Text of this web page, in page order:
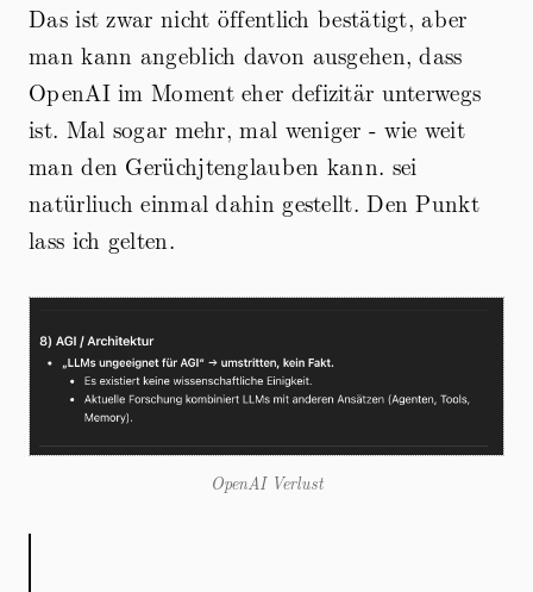
Das ist zwar nicht öffentlich bestätigt, aber
man kann angeblich davon ausgehen, dass
OpenAI im Moment eher defizitär unterwegs
ist. Mal sogar mehr, mal weniger - wie weit
man den Gerüchjtenglauben kann. sei
natürliuch einmal dahin gestellt. Den Punkt
lass ich gelten.
OpenAI Verlust